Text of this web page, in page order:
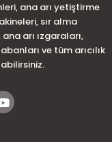
ana arı yetiştirme
sır alma
arı ızgaraları,
ve tüm arıcılık